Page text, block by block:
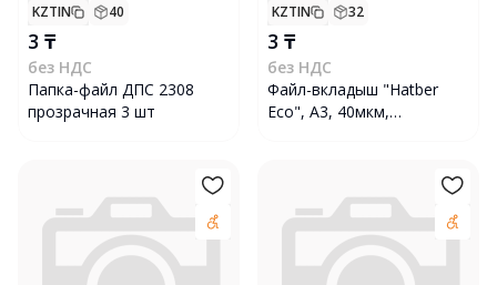
KZTIN 40
3 ₸
без НДС
Папка-файл ДПС 2308
прозрачная 3 шт
KZTIN 32
3 ₸
без НДС
Файл-вкладыш "Hatber
Eco", А3, 40мкм,